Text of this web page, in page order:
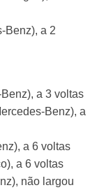
Benz), a 2
a 3 voltas
Benz), a
a 6 voltas
a 6 voltas
não largou